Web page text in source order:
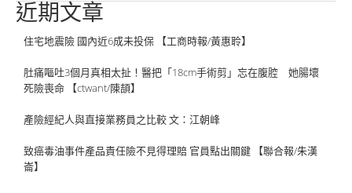
近期文章
住宅地震險 國內近6成未投保 【工商時報/黃惠聆】
肚痛嘔吐3個月真相太扯！醫把「18cm手術剪」忘在腹腔 她腸壞
死險喪命 【ctwant/陳頡】
產險經紀人與直接業務員之比較 文：江朝峰
致癌毒油事件產品責任險不見得理賠 官員點出關鍵 【聯合報/朱漢
崙】